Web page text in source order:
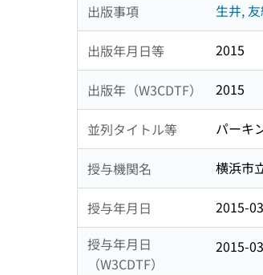
出版事項 生井,
出版年月日等 2015
出版年（W3CDTF） 2015
並列タイトル等 パーキ
授与機関名 横浜市
授与年月日
2015-
授与年月日
（W3CDTF）
2015-